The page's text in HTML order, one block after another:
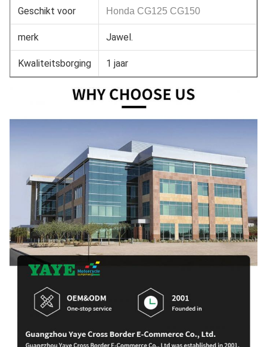
Geschikt voor Honda CG125 CG150
merk Jawel.
Kwaliteitsborging 1 jaar